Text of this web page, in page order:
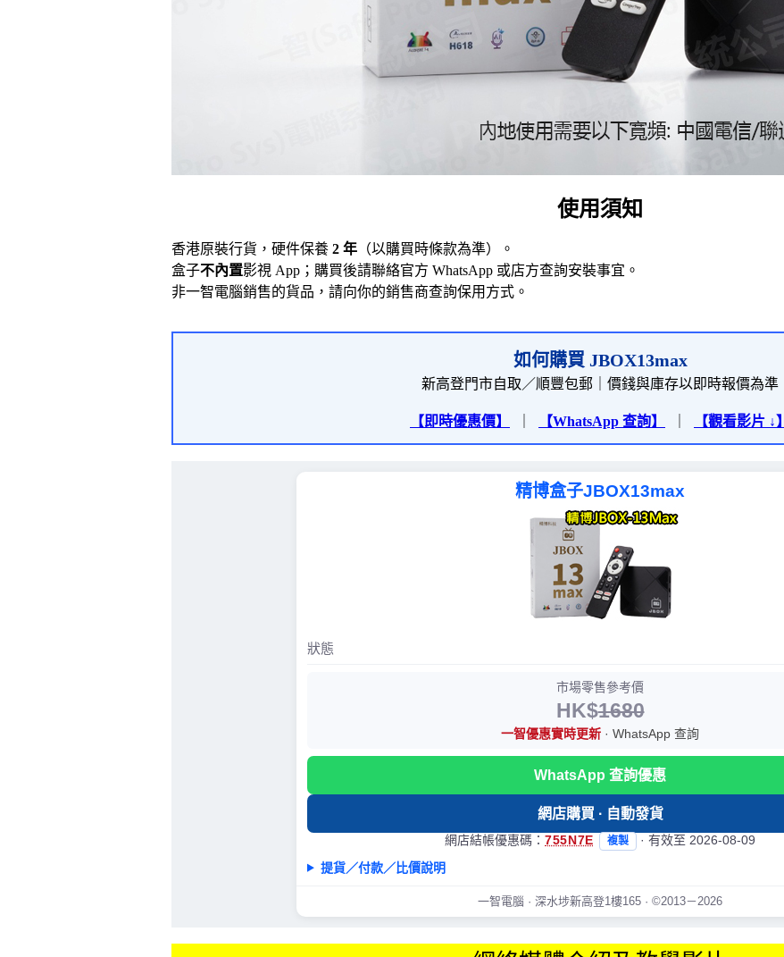
使用須知
香港原裝行貨，硬件保養 2 年 （以購買時條款為準）。
盒子不內置影視 App；購買後請聯絡官方 WhatsApp 或店方查詢安裝事宜。
非一智電腦銷售的貨品，請向你的銷售商查詢保用方式。
如何購買 JBOX13max
新高登門市自取／順豐包郵｜價錢與庫存以即時報價為準
【即時優惠價】 【WhatsApp 查詢】 【觀看影片 ↓】